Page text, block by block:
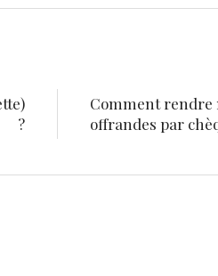
?
Comment rendre
offrandes par